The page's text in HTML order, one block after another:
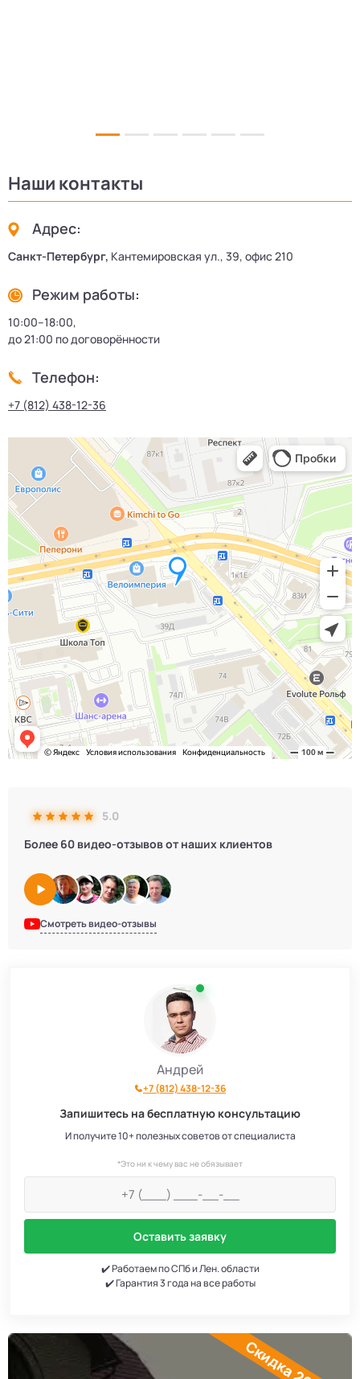
5.0
Более 60 видео-отзывов от наших клиентов
Смотреть видео-отзывы
Андрей
+7 (812) 438-12-36
Запишитесь на бесплатную консультацию
И получите 10+ полезных советов от специалиста
*Это ни к чему вас не обязывает
Оставить заявку
✔️ Работаем по СПб и Лен. области
✔️ Гарантия 3 года на все работы
Наши контакты
Адрес:
Санкт-Петербург, Кантемировская ул., 39, офис 210
Режим работы:
10:00–18:00,
до 21:00 по договорённости
Телефон:
+7 (812) 438-12-36